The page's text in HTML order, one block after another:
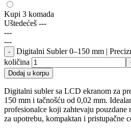
Kupi 3 komada
Uštedećeš ---
---
---
Digitalni Subler 0–150 mm |
količina
Dodaj u korpu
Digitalni subler sa LCD ekranom za
150 mm i tačnošću od 0,02 mm.
profesionalce koji zahtevaju pouzdane
za upotrebu, kompaktan i pristupačne